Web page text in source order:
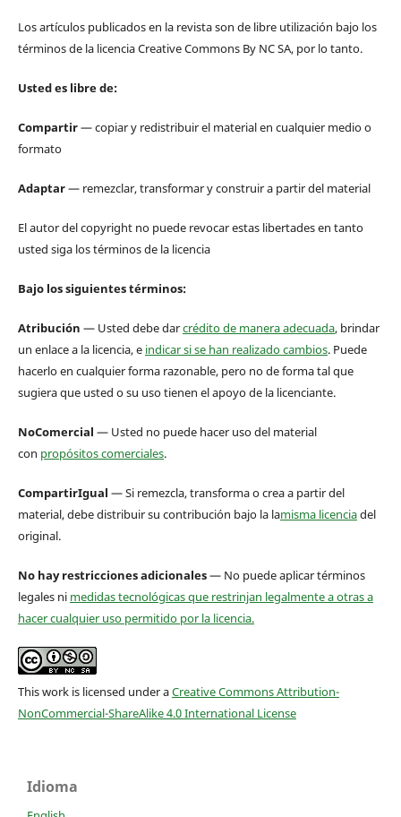
Los artículos publicados en la revista son de libre utilización bajo los
términos de la licencia Creative Commons By NC SA, por lo tanto.
Usted es libre de:
Compartir— copiar y redistribuir el material en cualquier medio o
formato
Adaptar— remezclar, transformar y construir a partir del material
El autor del copyright no puede revocar estas libertades en tanto
usted siga los términos de la licencia
Bajo los siguientes términos:
Atribución — Usted debe darcrédito de manera adecuada, brindar
un enlace a la licencia, e indicar si se han realizado cambios. Puede
hacerlo en cualquier forma razonable, pero no de forma tal que
sugiera que usted o su uso tienen el apoyo de la licenciante.
NoComercial — Usted no puede hacer uso del material
con propósitos comerciales.
CompartirIgual — Si remezcla, transforma o crea a partir del
material, debe distribuir su contribución bajo la lamisma licenciadel
original.
No hay restricciones adicionales— No puede aplicar términos
legales ni medidas tecnológicas que restrinjan legalmente a otras a
hacer cualquier uso permitido por la licencia.
This work is licensed under aCreative Commons Attribution-
NonCommercial-ShareAlike 4.0 International License
Idioma